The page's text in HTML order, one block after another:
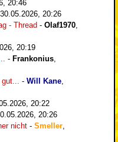
20:46
30.05.2026, 20:26
- Thread - Olaf1970
20:19
- Frankonius
- Will Kane
20:22
20:26
nicht - Smeller